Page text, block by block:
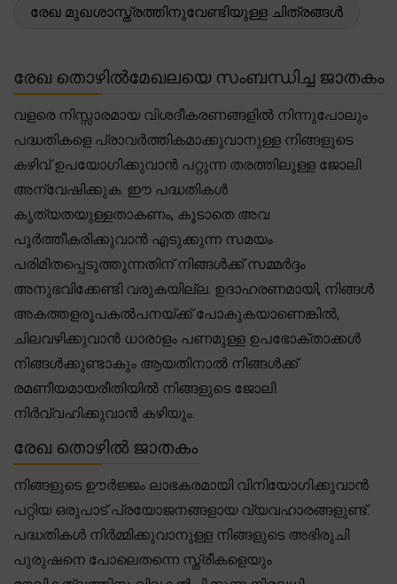
രേഖ മുഖശാസ്ത്രത്തിനുവേണ്ടിയുള്ള ചിത്രങ്ങൾ
രേഖ തൊഴിൽമേഖലയെ സംബന്ധിച്ച ജാതകം
വളരെ നിസ്സാരമായ വിശദീകരണങ്ങളിൽ നിന്നുപോലും
പദ്ധതികളെ പ്രാവർത്തികമാക്കുവാനുള്ള നിങ്ങളുടെ
കഴിവ് ഉപയോഗിക്കുവാൻ പറ്റുന്ന തരത്തിലുള്ള ജോലി
അന്വേഷിക്കുക. ഈ പദ്ധതികൾ
കൃത്യതയുള്ളതാകണം, കൂടാതെ അവ
പൂർത്തീകരിക്കുവാൻ എടുക്കുന്ന സമയം
പരിമിതപ്പെടുത്തുന്നതിന് നിങ്ങൾക്ക് സമ്മർദ്ദം
അനുഭവിക്കേണ്ടി വരുകയില്ല. ഉദാഹരണമായി, നിങ്ങൾ
അകത്തളരൂപകൽപനയ്ക്ക് പോകുകയാണെങ്കിൽ,
ചിലവഴിക്കുവാൻ ധാരാളം പണമുള്ള ഉപഭോക്താക്കൾ
നിങ്ങൾക്കുണ്ടാകും ആയതിനാൽ നിങ്ങൾക്ക്
രമണീയമായരീതിയിൽ നിങ്ങളുടെ ജോലി
നിർവ്വഹിക്കുവാൻ കഴിയും.
രേഖ തൊഴിൽ ജാതകം
നിങ്ങളുടെ ഊർജ്ജം ലാഭകരമായി വിനിയോഗിക്കുവാൻ
പറ്റിയ ഒരുപാട് പ്രയോജനങ്ങളായ വ്യവഹാരങ്ങളുണ്ട്.
പദ്ധതികൾ നിർമ്മിക്കുവാനുള്ള നിങ്ങളുടെ അഭിരുചി
പുരുഷനെ പോലെതന്നെ സ്ത്രീകളെയും